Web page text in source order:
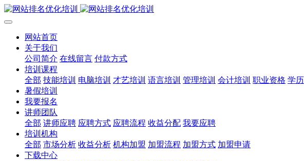
网站首页
关于我们
公司简介 在线留言 付款方式
培训课程
全部 技能培训 电脑培训 才艺培训 语言培训 管理培训 会计培训 职业资格 学
暑假培训
我要报名
讲师团队
全部 讲师应聘 应聘方式 应聘流程 收益分配 我要应聘
培训机构
全部 市场分析 收益分析 机构加盟 加盟流程 加盟方式 加盟申请
下载中心